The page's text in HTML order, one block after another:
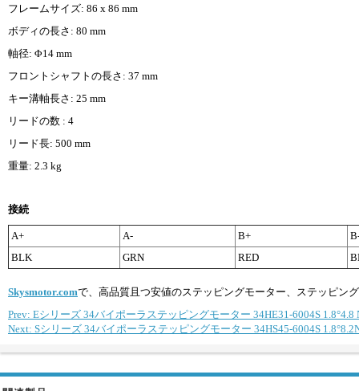
フレームサイズ: 86 x 86 mm
ボディの長さ: 80 mm
軸径: Φ14 mm
フロントシャフトの長さ: 37 mm
キー溝軸長さ: 25 mm
リードの数 : 4
リード長: 500 mm
重量: 2.3 kg
接続
A+ A- B+
BLK
GRN RED
Skysmotor.comで、高品質且つ安値のステッピングモーター、ステッピン
Prev: Eシリーズ 34バイポーラステッピングモーター 34HE31-6004S
Next: Sシリーズ 34バイポーラステッピングモーター 34HS45-6004S